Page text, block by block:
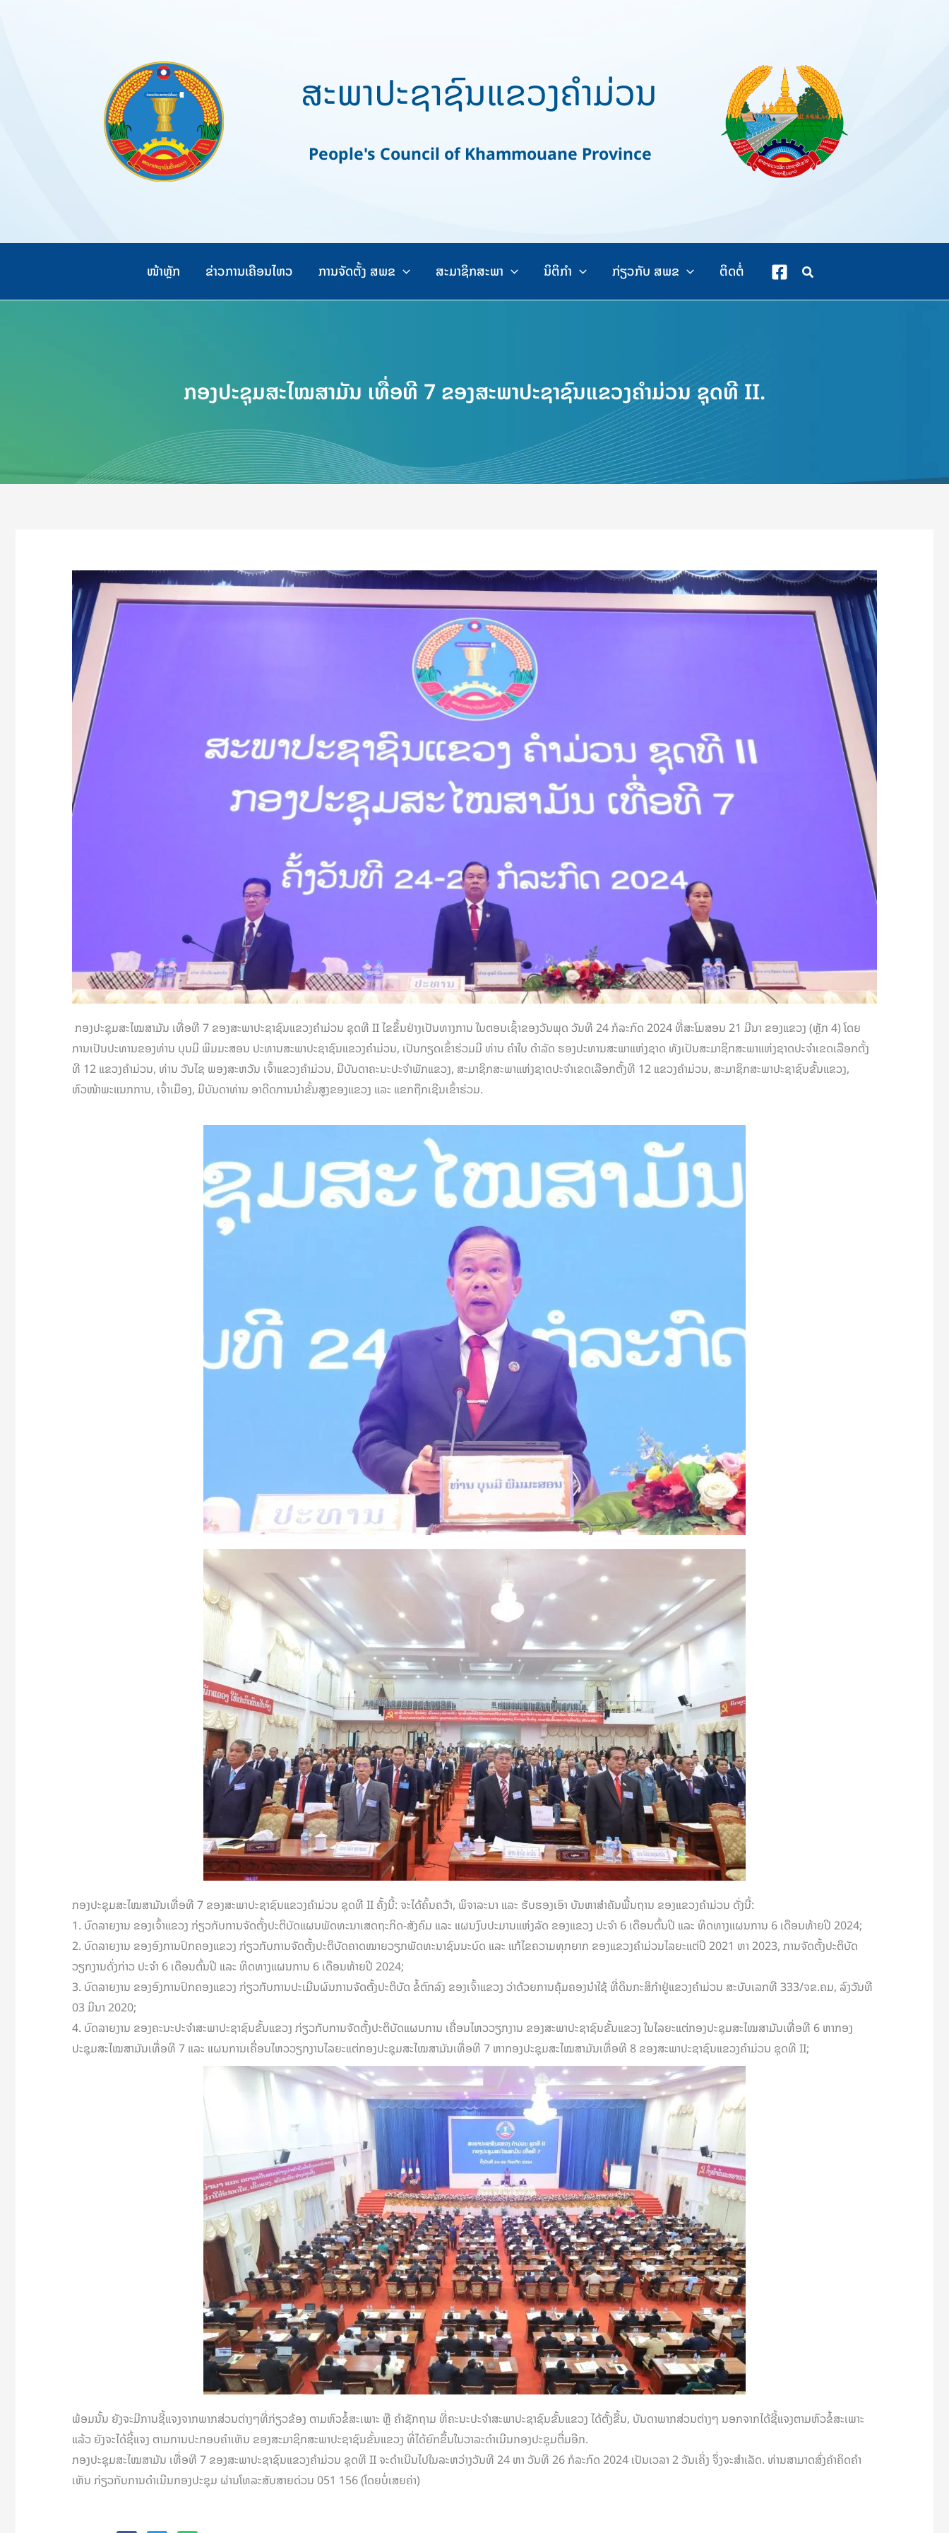
ສະພາປະຊາຊົນແຂວງຄຳມ່ວນ
People's Council of Khammouane Province
ໜ້າຫຼັກ ຂ່າວການເຄືອນໄຫວ ການຈັດຕັ້ງ ສພຂ ສະມາຊິກສະພາ ນິຕິກຳ ກ່ຽວກັບ ສພຂ ຕິດຕໍ່
ກອງປະຊຸມສະໄໝສາມັນ ເທື່ອທີ 7 ຂອງສະພາປະຊາຊົນແຂວງຄໍາມ່ວນ ຊຸດທີ II.
ກອງປະຊຸມສະໄໝສາມັນ ເທື່ອທີ 7 ຂອງສະພາປະຊາຊົນແຂວງຄໍາມ່ວນ ຊຸດທີ II ໄຂຂຶ້ນຢ່າງເປັນທາງການ ໃນຕອນເຊົ້າຂອງວັນພຸດ ວັນທີ 24 ກໍລະກົດ 2024 ທີ່ສະໂມສອນ 21 ມີນາ ຂອງແຂວງ (ຫຼັກ 4) ໂດຍ
ການເປັນປະທານຂອງທ່ານ ບຸນມີ ພິມມະສອນ ປະທານສະພາປະຊາຊົນແຂວງຄໍາມ່ວນ, ເປັນກຽດເຂົ້າຮ່ວມມີ ທ່ານ ຄໍາໃບ ດຳລັດ ຮອງປະທານສະພາແຫ່ງຊາດ ທັງເປັນສະມາຊິກສະພາແຫ່ງຊາດປະຈຳເຂດເລືອກຕັ້ງ
ທີ 12 ແຂວງຄໍາມ່ວນ, ທ່ານ ວັນໄຊ ພອງສະຫວັນ ເຈົ້າແຂວງຄໍາມ່ວນ, ມີບັນດາຄະນະປະຈຳພັກແຂວງ, ສະມາຊິກສະພາແຫ່ງຊາດປະຈຳເຂດເລືອກຕັ້ງທີ 12 ແຂວງຄໍາມ່ວນ, ສະມາຊິກສະພາປະຊາຊົນຂັ້ນແຂວງ,
ຫົວໜ້າພະແນກການ, ເຈົ້າເມືອງ, ມີບັນດາທ່ານ ອາດີດການນໍາຂັ້ນສູງຂອງແຂວງ ແລະ ແຂກຖືກເຊີນເຂົ້າຮ່ວມ.
ກອງປະຊຸມສະໄໝສາມັນເທື່ອທີ 7 ຂອງສະພາປະຊາຊົນແຂວງຄໍາມ່ວນ ຊຸດທີ II ຄັ້ງນີ້: ຈະໄດ້ຄົ້ນຄວ້າ, ພິຈາລະນາ ແລະ ຮັບຮອງເອົາ ບັນຫາສຳຄັນພື້ນຖານ ຂອງແຂວງຄໍາມ່ວນ ດັ່ງນີ້:
1. ບົດລາຍງານ ຂອງເຈົ້າແຂວງ ກ່ຽວກັບການຈັດຕັ້ງປະຕິບັດແຜນພັດທະນາເສດຖະກິດ-ສັງຄົມ ແລະ ແຜນງົບປະມານແຫ່ງລັດ ຂອງແຂວງ ປະຈໍາ 6 ເດືອນຕົ້ນປີ ແລະ ທິດທາງແຜນການ 6 ເດືອນທ້າຍປີ 2024;
2. ບົດລາຍງານ ຂອງອົງການປົກຄອງແຂວງ ກ່ຽວກັບການຈັດຕັ້ງປະຕິບັດຄາດໝາຍວຽກພັດທະນາຊົນນະບົດ ແລະ ແກ້ໄຂຄວາມທຸກຍາກ ຂອງແຂວງຄໍາມ່ວນໄລຍະແຕ່ປິ 2021 ຫາ 2023, ການຈັດຕັ້ງປະຕິບັດ
ວຽກງານດັ່ງກ່າວ ປະຈໍາ 6 ເດືອນຕົ້ນປີ ແລະ ທິດທາງແຜນການ 6 ເດືອນທ້າຍປີ 2024;
3. ບົດລາຍງານ ຂອງອົງການປົກຄອງແຂວງ ກ່ຽວກັບການປະເມີນຜົນການຈັດຕັ້ງປະຕິບັດ ຂໍ້ຕົກລົງ ຂອງເຈົ້າແຂວງ ວ່າດ້ວຍການຄຸ້ມຄອງນໍາໃຊ້ ທີ່ດິນກະສິກໍາຢູ່ແຂວງຄໍາມ່ວນ ສະບັບເລກທີ 333/ຈຂ.ຄມ, ລົງວັນທີ
03 ມີນາ 2020;
4. ບົດລາຍງານ ຂອງຄະນະປະຈໍາສະພາປະຊາຊົນຂັ້ນແຂວງ ກ່ຽວກັບການຈັດຕັ້ງປະຕິບັດແຜນການ ເຄື່ອນໄຫວວຽກງານ ຂອງສະພາປະຊາຊົນຂັ້ນແຂວງ ໃນໄລຍະແຕ່ກອງປະຊຸມສະໄໝສາມັນເທື່ອທີ 6 ຫາກອງ
ປະຊຸມສະໄໝສາມັນເທື່ອທີ 7 ແລະ ແຜນການເຄື່ອນໄຫວວຽກງານໄລຍະແຕ່ກອງປະຊຸມສະໄໝສາມັນເທື່ອທີ 7 ຫາກອງປະຊຸມສະໄໝສາມັນເທື່ອທີ 8 ຂອງສະພາປະຊາຊົນແຂວງຄຳມ່ວນ ຊຸດທີ II;
ພ້ອມນັ້ນ ຍັງຈະມີການຊີ້ແຈງຈາກພາກສ່ວນຕ່າງໆທີ່ກ່ຽວຂ້ອງ ຕາມຫົວຂໍ້ສະເພາະ ຫຼື ຄໍາຊັກຖາມ ທີ່ຄະນະປະຈໍາສະພາປະຊາຊົນຂັ້ນແຂວງ ໄດ້ຕັ້ງຂື້ນ, ບັນດາພາກສ່ວນຕ່າງໆ ນອກຈາກໄດ້ຊີ້ແຈງຕາມຫົວຂໍ້ສະເພາະ
ແລ້ວ ຍັງຈະໄດ້ຊີ້ແຈງ ຕາມການປະກອບຄຳເຫັນ ຂອງສະມາຊິກສະພາປະຊາຊົນຂັ້ນແຂວງ ທີ່ໄດ້ຍົກຂື້ນໃນວາລະດໍາເນີນກອງປະຊຸມຕື່ມອີກ.
ກອງປະຊຸມສະໄໝສາມັນ ເທື່ອທີ 7 ຂອງສະພາປະຊາຊົນແຂວງຄໍາມ່ວນ ຊຸດທີ II ຈະດໍາເນີນໄປໃນລະຫວ່າງວັນທີ 24 ຫາ ວັນທີ 26 ກໍລະກົດ 2024 ເປັນເວລາ 2 ວັນເຄິ່ງ ຈຶ່ງຈະສໍາເລັດ. ທ່ານສາມາດສົ່ງຄໍາຄິດຄໍາ
ເຫັນ ກ່ຽວກັບການດໍາເນີນກອງປະຊຸມ ຜ່ານໂທລະສັບສາຍດ່ວນ 051 156 (ໂດຍບໍ່ເສຍຄ່າ)